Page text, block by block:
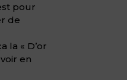
pour
de
la « D’or
en